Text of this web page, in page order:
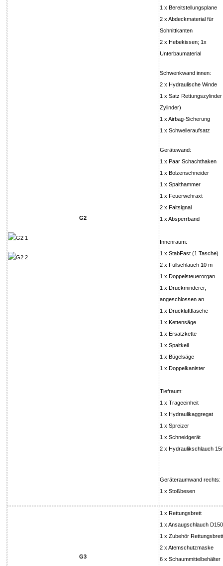
G2
1 x Bereitstellungsplane
2 x Abdeckmaterial für
Schnittkanten
2 x Hebekissen; 1x
Unterbaumaterial
Schwenkwand innen:
2 x Hydraulische Winde
1 x Satz Rettungszylinder
Zylinder)
1 x Airbag-Sicherung
1 x Schwelleraufsatz
Gerätewand:
1 x Paar Schachthaken
1 x Bolzenschneider
1 x Spalthammer
1 x Feuerwehraxt
2 x Faltsignal
1 x Absperrband
Innenraum:
1 x StabFast (1 Tasche)
2 x Füllschlauch 10 m
1 x Doppelsteuerorgan
1 x Druckminderer,
angeschlossen an
1 x Druckluftflasche
1 x Kettensäge
1 x Ersatzkette
1 x Spaltkeil
1 x Bügelsäge
1 x Doppelkanister
Tiefraum:
1 x Trageeinheit
1 x Hydraulikaggregat
1 x Spreizer
1 x Schneidgerät
2 x Hydraulikschlauch
Geräteraumwand rechts:
1 x Stoßbesen
G3
1 x Rettungsbrett
1 x Ansaugschlauch
1 x Zubehör Rettungsbrett
2 x Atemschutzmaske
6 x Schaummittelbehälter